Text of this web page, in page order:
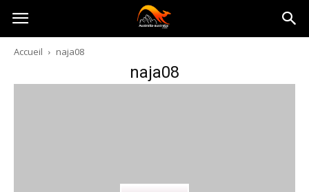
Australia-
australie.com
Accueil naja08
naja08